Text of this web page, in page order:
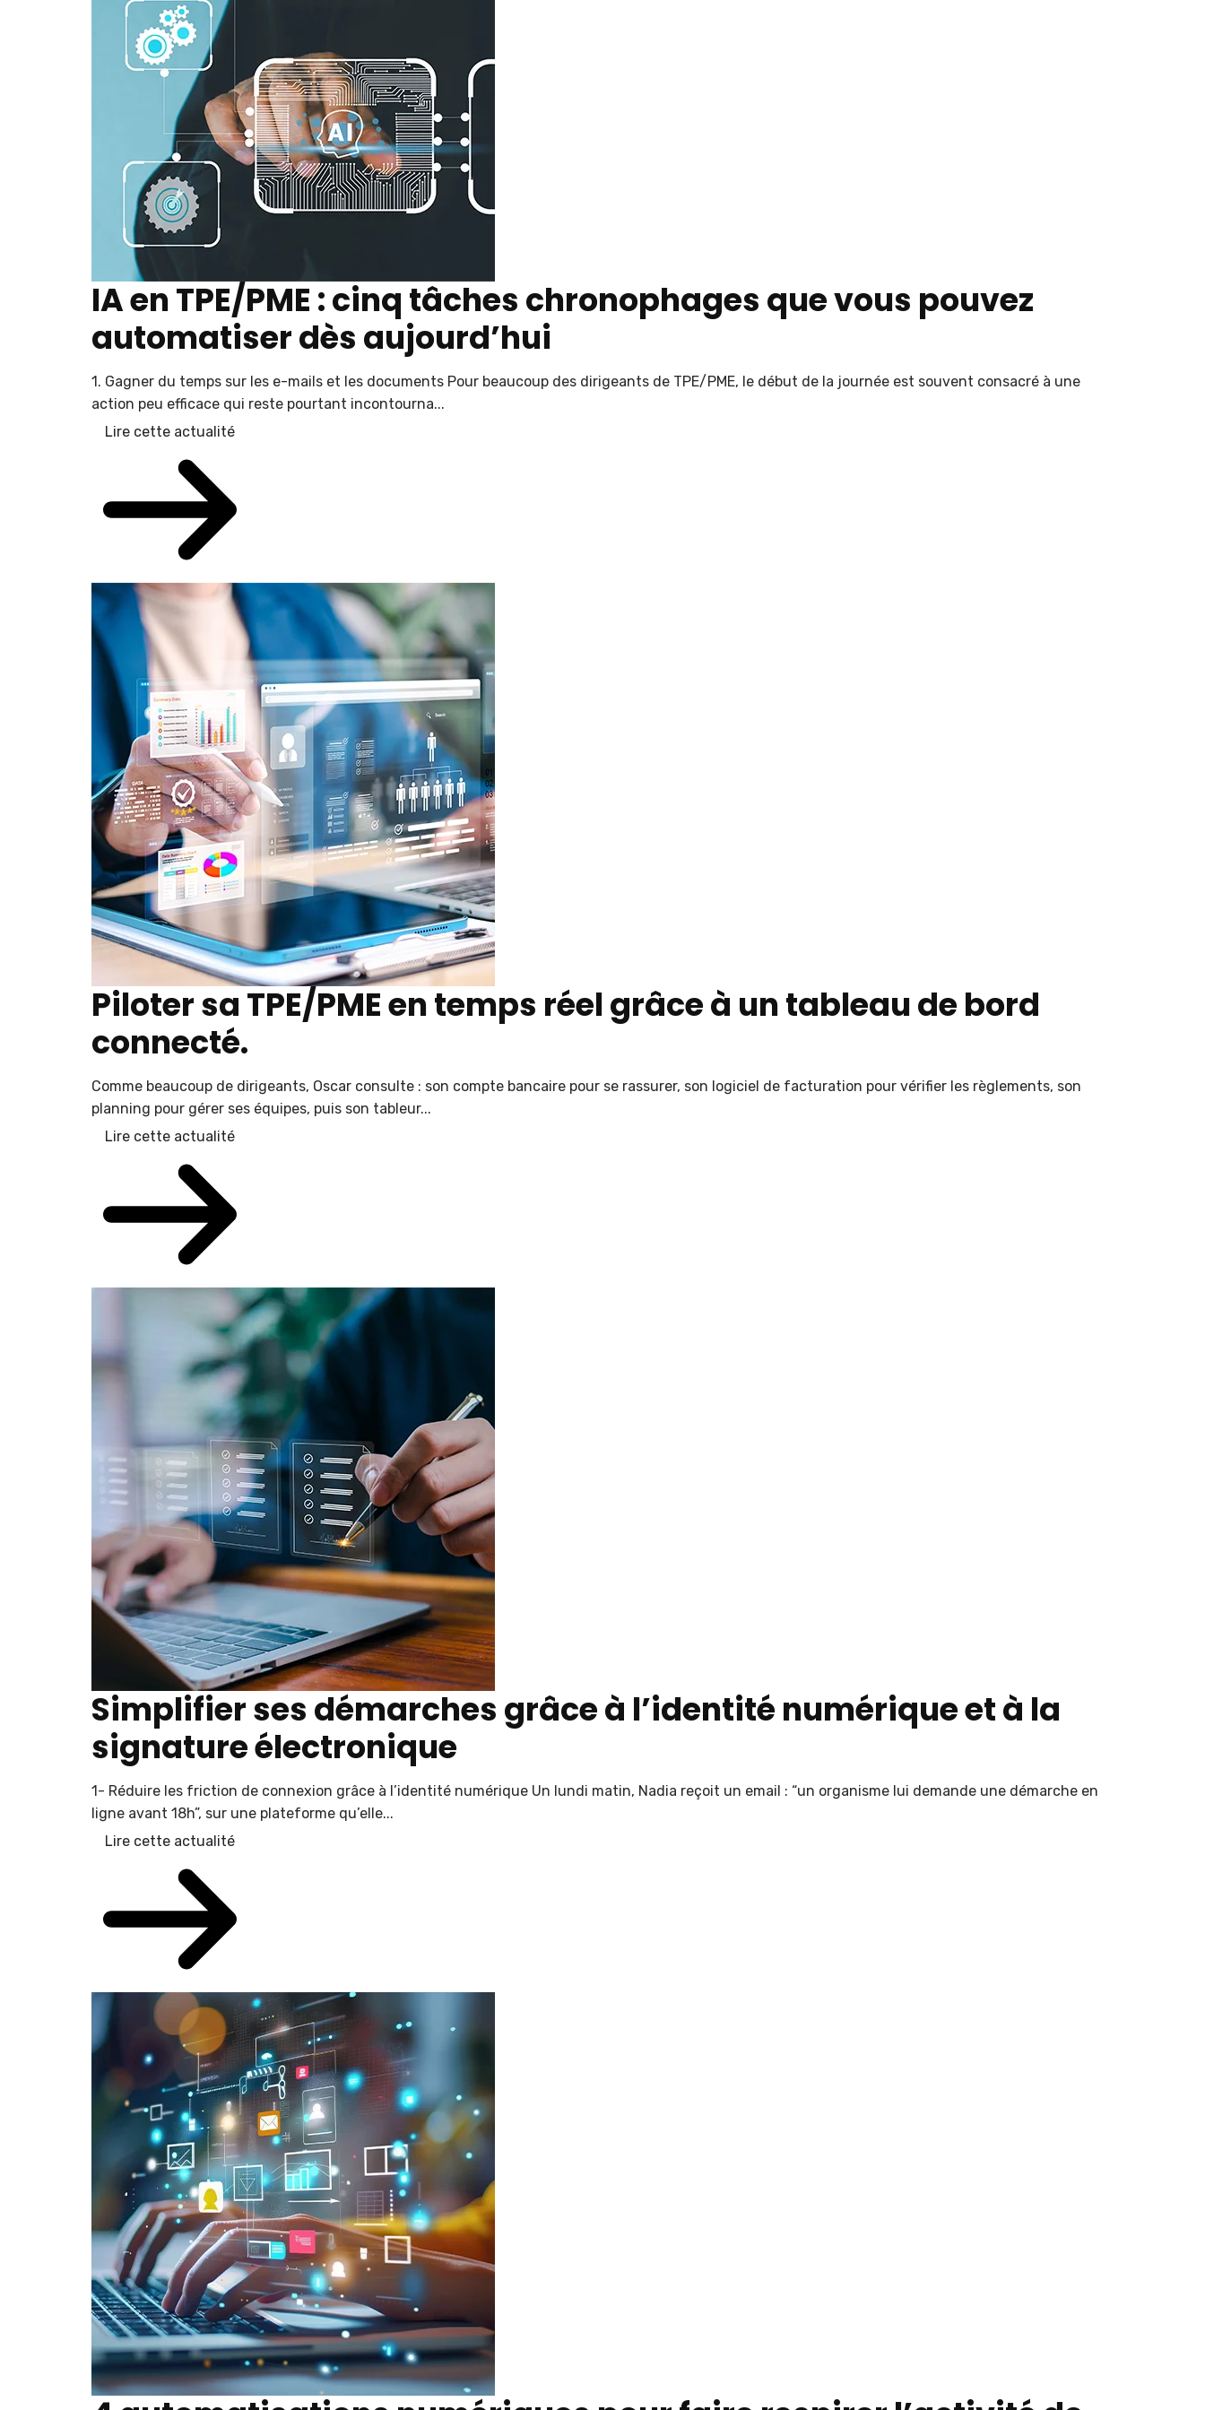
IA en TPE/PME : cinq tâches chronophages que vous pouvez
automatiser dès aujourd’hui
1. Gagner du temps sur les e-mails et les documents Pour beaucoup des dirigeants de TPE/PME, le début de la journée est souvent consacré à une
action peu efficace qui reste pourtant incontourna...
Lire cette actualité
Piloter sa TPE/PME en temps réel grâce à un tableau de bord
connecté.
Comme beaucoup de dirigeants, Oscar consulte : son compte bancaire pour se rassurer, son logiciel de facturation pour vérifier les règlements, son
planning pour gérer ses équipes, puis son tableur...
Lire cette actualité
Simplifier ses démarches grâce à l’identité numérique et à la
signature électronique
1- Réduire les friction de connexion grâce à l’identité numérique Un lundi matin, Nadia reçoit un email : “un organisme lui demande une démarche en
ligne avant 18h”, sur une plateforme qu’elle...
Lire cette actualité